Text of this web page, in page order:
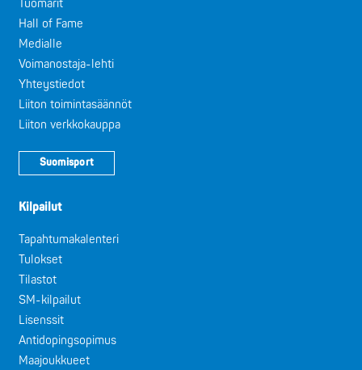
Tuomarit
Hall of Fame
Medialle
Voimanostaja-lehti
Yhteystiedot
Liiton toimintasäännöt
Liiton verkkokauppa
Suomisport
Kilpailut
Tapahtumakalenteri
Tulokset
Tilastot
SM-kilpailut
Lisenssit
Antidopingsopimus
Maajoukkueet